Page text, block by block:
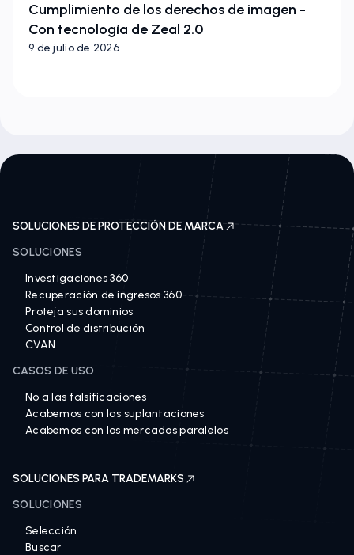
Cumplimiento de los derechos de imagen -
Con tecnología de Zeal 2.0
9 de julio de 2026
SOLUCIONES DE PROTECCIÓN DE MARCA
SOLUCIONES
Investigaciones 360
Recuperación de ingresos 360
Proteja sus dominios
Control de distribución
CVAN
CASOS DE USO
No a las falsificaciones
Acabemos con las suplantaciones
Acabemos con los mercados paralelos
SOLUCIONES PARA TRADEMARKS
SOLUCIONES
Selección
Buscar